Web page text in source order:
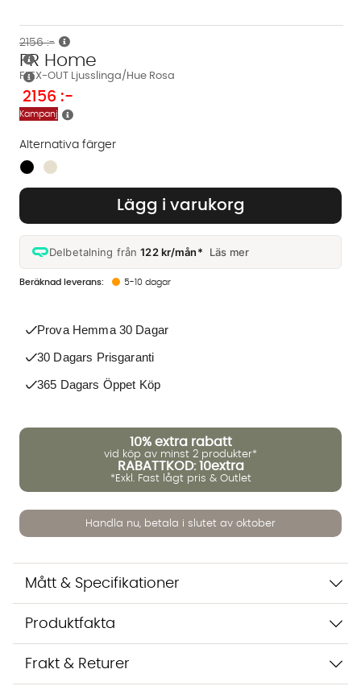
FLEX-OUT Ljusslinga/Hue Rosa
PR Home
2156 :-
2156 :-
Kampanj
Lägg i varukorg
Delbetalning från122 kr/mån* Läs mer
5-10 dagar
Alternativa färger
Finns även i dessa färger:
Prova Hemma 30 Dagar
30 Dagars Prisgaranti
365 Dagars Öppet Köp
10% extra rabatt
vid köp av minst 2 produkter*
RABATTKOD: 10extra
*Exkl. Fast lågt pris & Outlet
Handla nu, betala i slutet av oktober
Mått & Specifikationer
Produktfakta
Frakt & Returer
Vi använder AI för att svara på dina frågor. Konversationen
inte dina uppgifter med tredje part. Läs mer i vår
integritetspolicy.